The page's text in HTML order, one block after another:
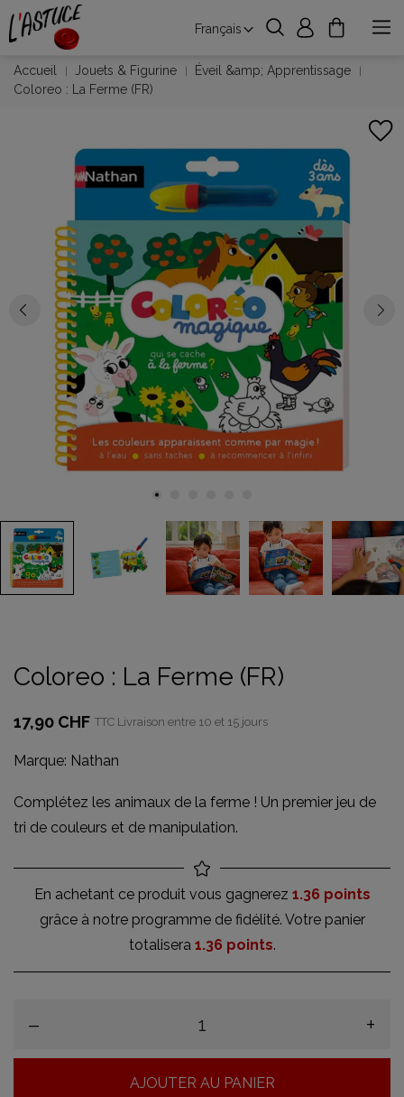
Français
Accueil Jouets & Figurine
Éveil &amp; Apprentissage
Coloreo : La Ferme (FR)
Coloreo : La Ferme (FR)
17,90 CHF TTC Livraison entre 10 et 15 jours
Marque: Nathan
Complétez les animaux de la ferme ! Un premier jeu de
tri de couleurs et de manipulation.
En achetant ce produit vous gagnerez 1.36 points
grâce à notre programme de fidélité. Votre panier
totalisera 1.36 points.
– +
AJOUTER AU PANIER